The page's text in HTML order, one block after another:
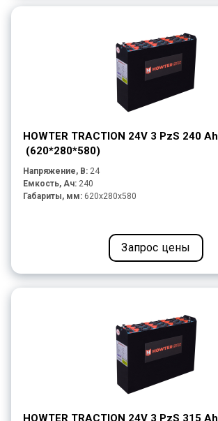
HOWTER TRACTION 24V 3 PzS 240 Ah
(620*280*580)
Напряжение, В: 24
Емкость, Ач: 240
Габариты, мм: 620x280x580
Запрос цены
HOWTER TRACTION 24V 3 PzS 315 Ah